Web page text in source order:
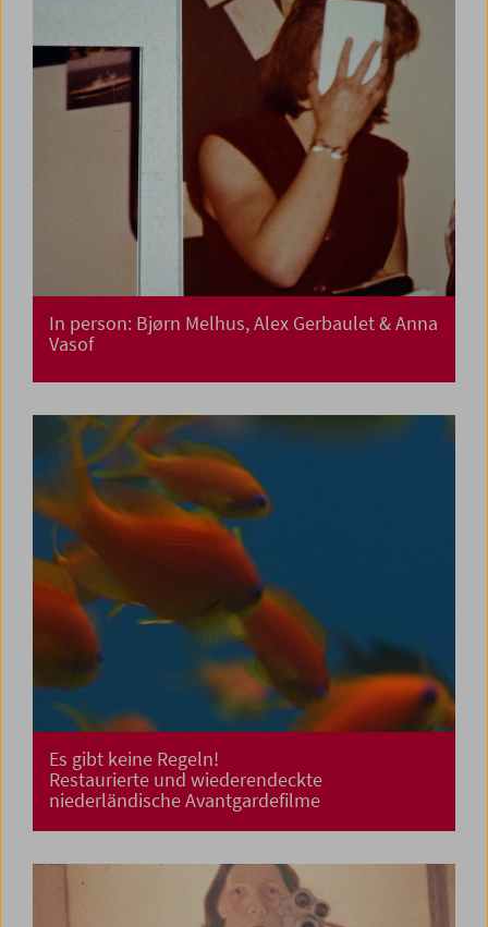
In person: Bjørn Melhus, Alex Gerbaulet & Anna
Vasof
Es gibt keine Regeln!
Restaurierte und wiederendeckte
niederländische Avantgardefilme